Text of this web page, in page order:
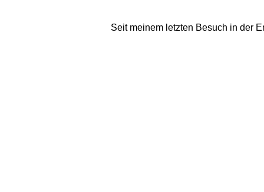
Seit meinem letzten Besuch in der